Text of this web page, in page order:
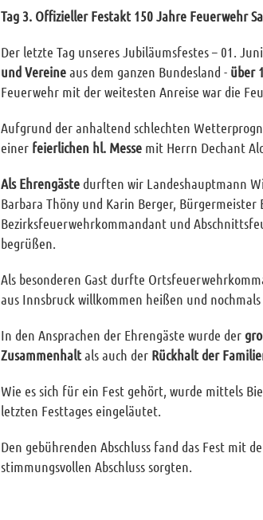
Tag 3. Offizieller Festakt 150 Jahre Feuerwehr
Der letzte Tag unseres Jubiläumsfestes – 01.
und Vereineaus dem ganzen Bundesland - über
Feuerwehr mit der weitesten Anreise war die
Aufgrund der anhaltend schlechten
einer feierlichen hl. Messe mit Herrn Dechant
Als Ehrengästedurften wir Landeshauptmann
Barbara Thöny und Karin Berger,
Bezirksfeuerwehrkommandant und
begrüßen.
Als besonderen Gast durfte
aus Innsbruck willkommen heißen und
In den Ansprachen der Ehrengäste wurde der
Zusammenhaltals auch der Rückhalt der
Wie es sich für ein Fest gehört, wurde mittels
letzten Festtages eingeläutet.
Den gebührenden Abschluss fand das Fest mit
stimmungsvollen Abschluss sorgten.